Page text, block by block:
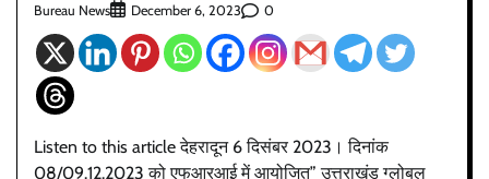
Bureau News December 6, 2023 0
Listen to this article देहरादून 6 दिसंबर 2023। दिनांक
08/09.12.2023 को एफआरआई में आयोजित” उत्तराखंड ग्लोबल